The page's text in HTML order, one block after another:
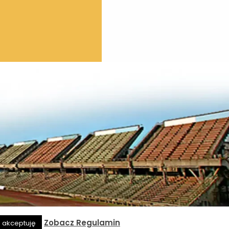
akceptuję Zobacz Regulamin